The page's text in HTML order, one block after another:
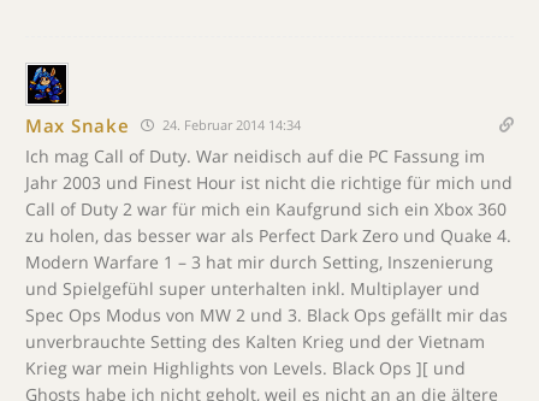
Max Snake 24. Februar 2014 14:34
Ich mag Call of Duty. War neidisch auf die PC Fassung im
Jahr 2003 und Finest Hour ist nicht die richtige für mich und
Call of Duty 2 war für mich ein Kaufgrund sich ein Xbox 360
zu holen, das besser war als Perfect Dark Zero und Quake 4.
Modern Warfare 1 – 3 hat mir durch Setting, Inszenierung
und Spielgefühl super unterhalten inkl. Multiplayer und
Spec Ops Modus von MW 2 und 3. Black Ops gefällt mir das
unverbrauchte Setting des Kalten Krieg und der Vietnam
Krieg war mein Highlights von Levels. Black Ops ][ und
Ghosts habe ich nicht geholt, weil es nicht an an die ältere